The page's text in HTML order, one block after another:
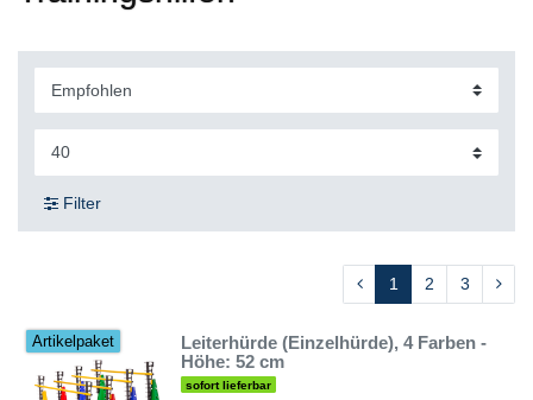
Filter
1 2 3
Artikelpaket
Leiterhürde (Einzelhürde), 4 Farben -
Höhe: 52 cm
sofort lieferbar